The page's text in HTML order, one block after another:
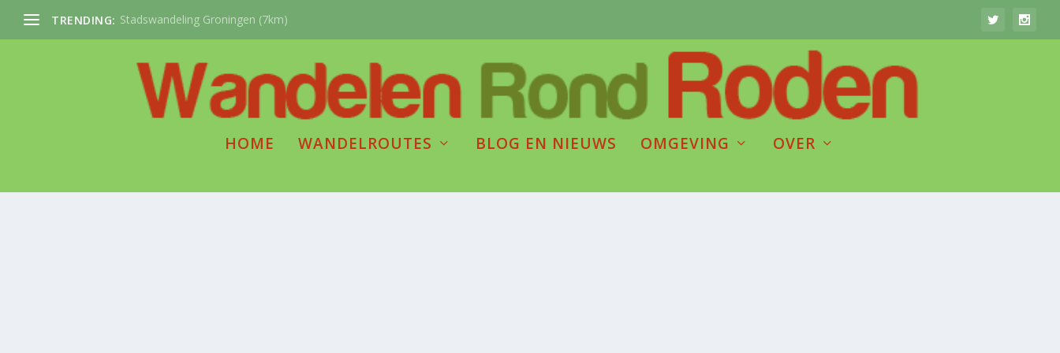
TRENDING: Stadswandeling Groningen (7km)
HOME WANDELROUTES BLOG EN NIEUWS OMGEVING OVER